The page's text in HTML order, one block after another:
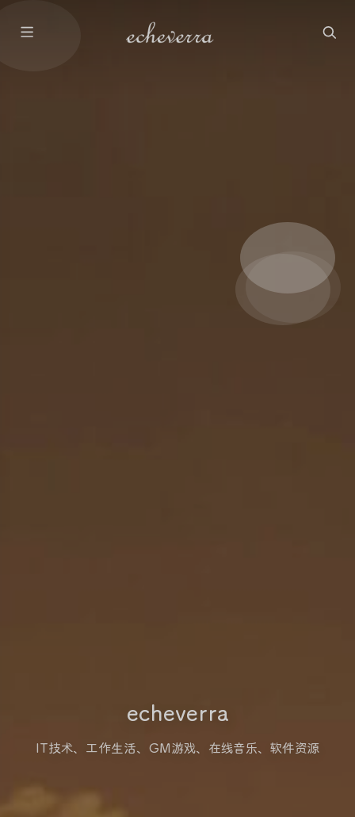
echeverra
IT技术、工作生活、GM游戏、在线音乐、软件资源